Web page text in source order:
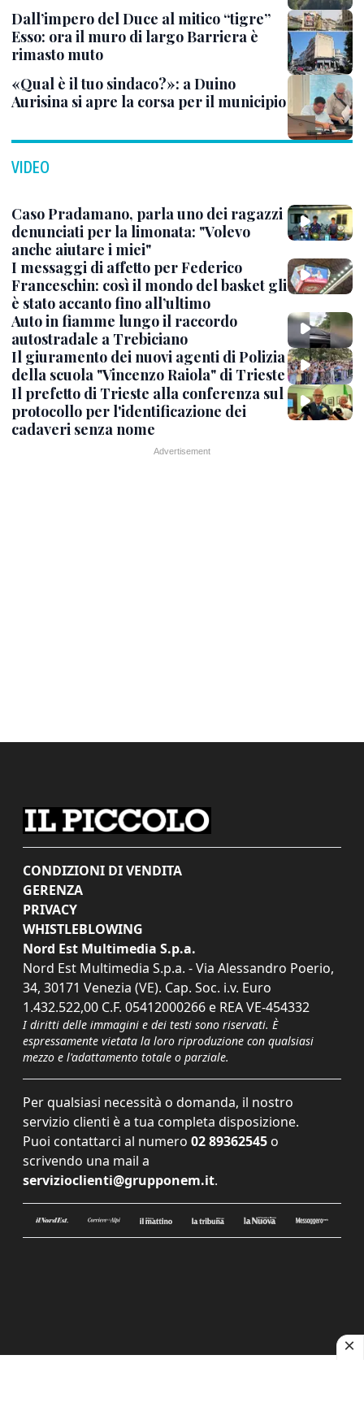
Dall’impero del Duce al mitico “tigre”
Esso: ora il muro di largo Barriera è
rimasto muto
«Qual è il tuo sindaco?»: a Duino
Aurisina si apre la corsa per il municipio
VIDEO
Caso Pradamano, parla uno dei ragazzi
denunciati per la limonata: "Volevo
anche aiutare i miei"
I messaggi di affetto per Federico
Franceschin: così il mondo del basket gli
è stato accanto fino all’ultimo
Auto in fiamme lungo il raccordo
autostradale a Trebiciano
Il giuramento dei nuovi agenti di Polizia
della scuola "Vincenzo Raiola" di Trieste
Il prefetto di Trieste alla conferenza sul
protocollo per l'identificazione dei
cadaveri senza nome
CONDIZIONI DI VENDITA
GERENZA
PRIVACY
WHISTLEBLOWING
Nord Est Multimedia S.p.a.
Nord Est Multimedia S.p.a. - Via Alessandro Poerio,
34, 30171 Venezia (VE). Cap. Soc. i.v. Euro
1.432.522,00 C.F. 05412000266 e REA VE-454332
I diritti delle immagini e dei testi sono riservati. È
espressamente vietata la loro riproduzione con qualsiasi
mezzo e l'adattamento totale o parziale.
Per qualsiasi necessità o domanda, il nostro
servizio clienti è a tua completa disposizione.
Puoi contattarci al numero 02 89362545 o
scrivendo una mail a
servizioclienti@grupponem.it.